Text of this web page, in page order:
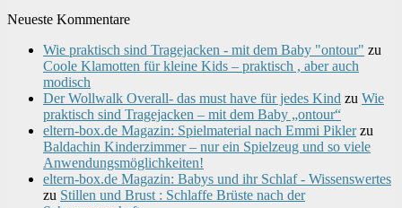
Neueste Kommentare
Wie praktisch sind Tragejacken - mit dem Baby "ontour" zu
Coole Klamotten für kleine Kids – praktisch , aber auch
modisch
Der Wollwalk Overall- das must have für jedes Kind zu Wie
praktisch sind Tragejacken – mit dem Baby „ontour“
eltern-box.de Magazin: Spielmaterial nach Emmi Piklerzu
Baldachin Kinderzimmer – nur ein Spielzeug und so viele
Anwendungsmöglichkeiten!
eltern-box.de Magazin: Babys und ihr Schlaf - Wissenswertes
zu Stillen und Brust : Schlaffe Brüste nach der